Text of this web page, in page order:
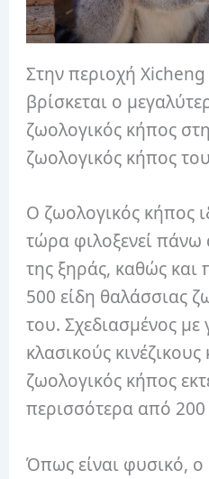
Στην περιοχή
βρίσκεται ο
ζωολογικός κήπος
ζωολογικός κήπος
Ο ζωολογικός κήπος
τώρα φιλοξενεί
της ξηράς, καθώς και
500 είδη θαλάσσιας
του. Σχεδιασμένος
κλασικούς
ζωολογικός κήπος
περισσότερα από
Όπως είναι φυσικό,